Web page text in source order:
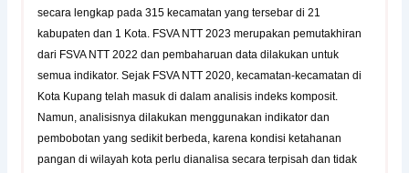
secara lengkap pada 315 kecamatan yang tersebar di 21
kabupaten dan 1 Kota. FSVA NTT 2023 merupakan pemutakhiran
dari FSVA NTT 2022 dan pembaharuan data dilakukan untuk
semua indikator. Sejak FSVA NTT 2020, kecamatan-kecamatan di
Kota Kupang telah masuk di dalam analisis indeks komposit.
Namun, analisisnya dilakukan menggunakan indikator dan
pembobotan yang sedikit berbeda, karena kondisi ketahanan
pangan di wilayah kota perlu dianalisa secara terpisah dan tidak